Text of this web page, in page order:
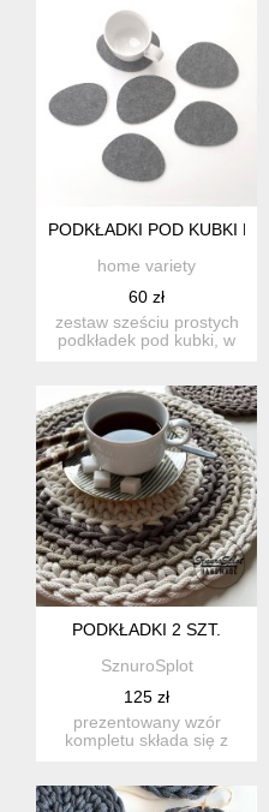
PODKŁADKI POD KUBKI
home variety
60 zł
zestaw sześciu prostych
podkładek pod kubki, w
PODKŁADKI 2 SZT.
SznuroSplot
125 zł
prezentowany wzór
kompletu składa się z